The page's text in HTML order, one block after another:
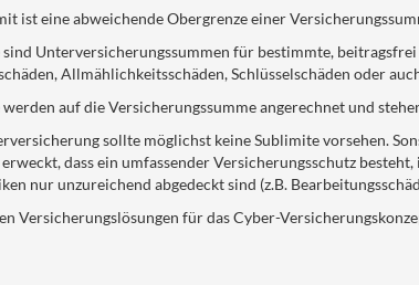
ist eine abweichende Obergrenze einer
Unterversicherungssummen für bestimmte,
Allmählichkeitsschäden, Schlüsselschäden oder
auf die Versicherungssumme angerechnet und
sollte möglichst keine Sublimite vorsehen.
dass ein umfassender Versicherungsschutz
nur unzureichend abgedeckt sind (z.B.
Versicherungslösungen für das Cyber-